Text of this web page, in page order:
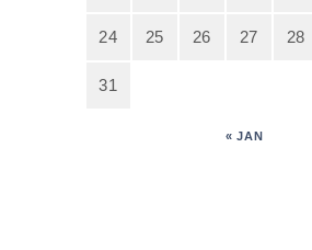
24 25 26 27 28
31
« JAN